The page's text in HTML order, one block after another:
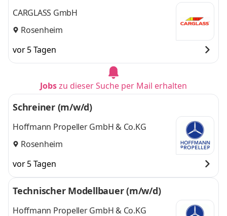
eg - 392
CARGLASS GmbH
Rosenheim
vor 5 Tagen
Jobszu dieser Suche per Mail erhalten
Schreiner (m/w/d)
Hoffmann Propeller GmbH & Co.KG
Rosenheim
vor 5 Tagen
Technischer Modellbauer (m/w/d)
Hoffmann Propeller GmbH & Co.KG